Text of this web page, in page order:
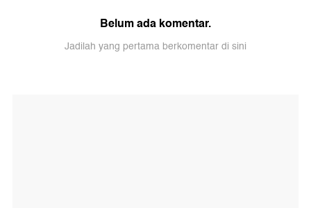
Belum ada komentar.
Jadilah yang pertama berkomentar di sini